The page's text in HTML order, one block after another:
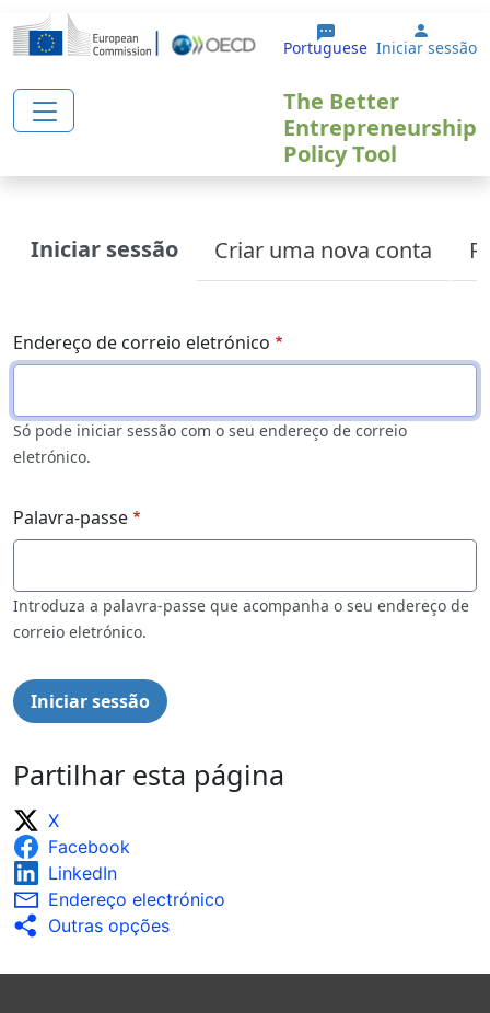
Passar para o conteúdo principal
Portuguese User
Iniciar sessão
The Better
Entrepreneurship
Policy Tool
Primary tabs
Iniciar sessão Criar uma nova conta
Endereço de correio eletrónico
Só pode iniciar sessão com o seu endereço de correio
eletrónico.
Palavra-passe
Introduza a palavra-passe que acompanha o seu endereço de
correio eletrónico.
Partilhar esta página
X
Facebook
LinkedIn
Endereço electrónico
Outras opções